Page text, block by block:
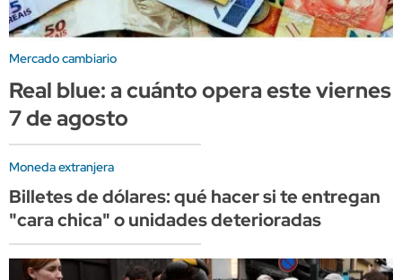
Mercado cambiario
Real blue: a cuánto opera este viernes
7 de agosto
Moneda extranjera
Billetes de dólares: qué hacer si te entregan
"cara chica" o unidades deterioradas